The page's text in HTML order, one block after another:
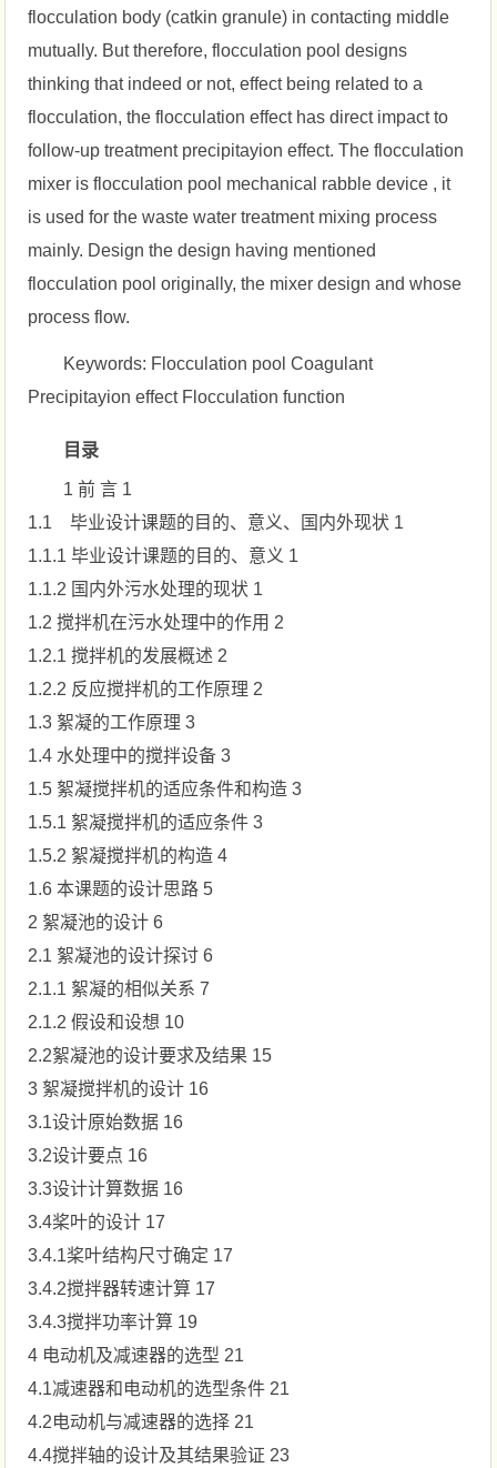
flocculation body (catkin granule) in contacting middle
mutually. But therefore, flocculation pool designs
thinking that indeed or not, effect being related to a
flocculation, the flocculation effect has direct impact to
follow-up treatment precipitayion effect. The flocculation
mixer is flocculation pool mechanical rabble device , it
is used for the waste water treatment mixing process
mainly. Design the design having mentioned
flocculation pool originally, the mixer design and whose
process flow.
Keywords: Flocculation pool Coagulant
Precipitayion effect Flocculation function
目录
1 前 言 1
1.1 毕业设计课题的目的、意义、国内外现状 1
1.1.1 毕业设计课题的目的、意义 1
1.1.2 国内外污水处理的现状 1
1.2 搅拌机在污水处理中的作用 2
1.2.1 搅拌机的发展概述 2
1.2.2 反应搅拌机的工作原理 2
1.3 絮凝的工作原理 3
1.4 水处理中的搅拌设备 3
1.5 絮凝搅拌机的适应条件和构造 3
1.5.1 絮凝搅拌机的适应条件 3
1.5.2 絮凝搅拌机的构造 4
1.6 本课题的设计思路 5
2 絮凝池的设计 6
2.1 絮凝池的设计探讨 6
2.1.1 絮凝的相似关系 7
2.1.2 假设和设想 10
2.2絮凝池的设计要求及结果 15
3 絮凝搅拌机的设计 16
3.1设计原始数据 16
3.2设计要点 16
3.3设计计算数据 16
3.4桨叶的设计 17
3.4.1桨叶结构尺寸确定 17
3.4.2搅拌器转速计算 17
3.4.3搅拌功率计算 19
4 电动机及减速器的选型 21
4.1减速器和电动机的选型条件 21
4.2电动机与减速器的选择 21
4.4搅拌轴的设计及其结果验证 23